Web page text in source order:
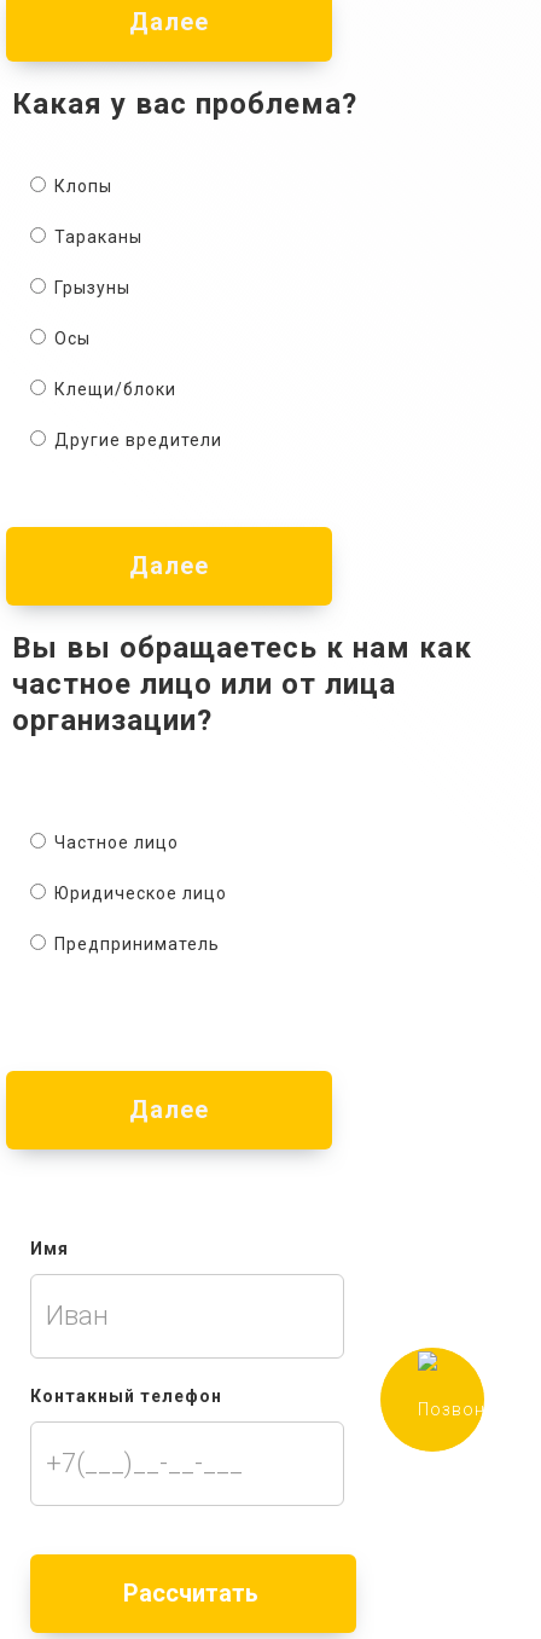
Далее
Какая у вас проблема?
Клопы
Тараканы
Грызуны
Осы
Клещи/блоки
Другие вредители
Далее
Вы вы обращаетесь к нам как
частное лицо или от лица
организации?
Частное лицо
Юридическое лицо
Предприниматель
Далее
Имя
Контакный телефон